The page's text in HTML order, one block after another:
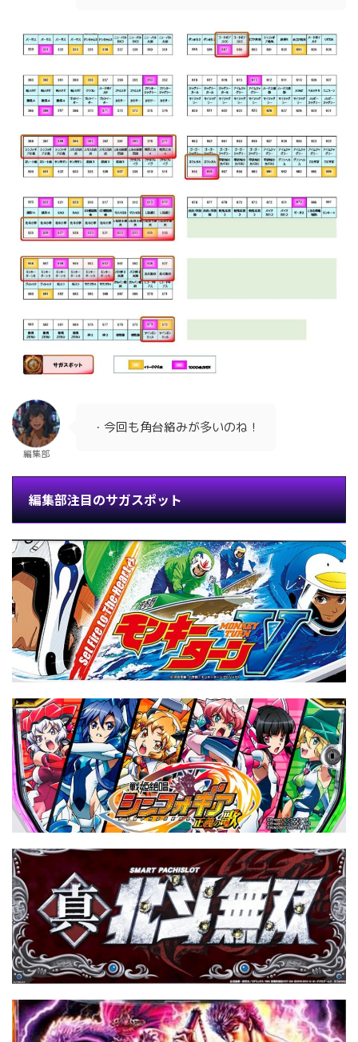
編集部
・今回も角台絡みが多いのね！
編集部注目のサガスポット